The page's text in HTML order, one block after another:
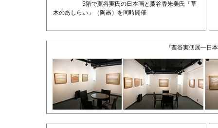
5階で藁谷実氏の日本画と藁谷香朱美氏「草
木のあしらい」（陶器）を同時開催
『藁谷実個展―日